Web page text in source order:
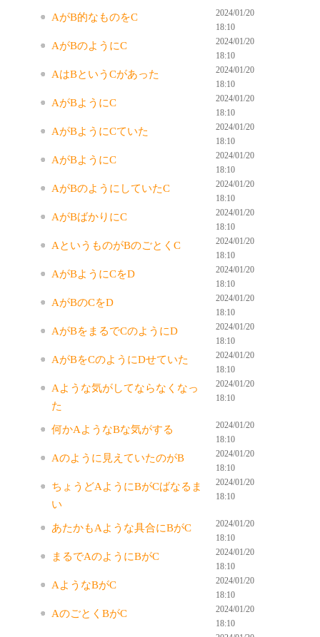
AがB的なものをC
2024/01/20
18:10
AがBのようにC
2024/01/20
18:10
AはBというCがあった
2024/01/20
18:10
AがBようにC
2024/01/20
18:10
AがBようにCていた
2024/01/20
18:10
AがBようにC
2024/01/20
18:10
AがBのようにしていたC
2024/01/20
18:10
AがBばかりにC
2024/01/20
18:10
AというものがBのごとくC
2024/01/20
18:10
AがBようにCをD
2024/01/20
18:10
AがBのCをD
2024/01/20
18:10
AがBをまるでCのようにD
2024/01/20
18:10
AがBをCのようにDせていた
2024/01/20
18:10
Aような気がしてならなくなっ
た
2024/01/20
18:10
何かAようなBな気がする
2024/01/20
18:10
Aのように見えていたのがB
2024/01/20
18:10
ちょうどAようにBがCばなるま
い
2024/01/20
18:10
あたかもAような具合にBがC
2024/01/20
18:10
まるでAのようにBがC
2024/01/20
18:10
AようなBがC
2024/01/20
18:10
AのごとくBがC
2024/01/20
18:10